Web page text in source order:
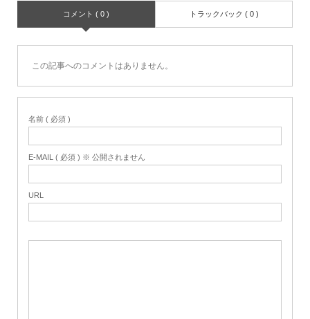
コメント ( 0 ) トラックバック ( 0 )
この記事へのコメントはありません。
名前 ( 必須 )
E-MAIL ( 必須 ) ※ 公開されません
URL